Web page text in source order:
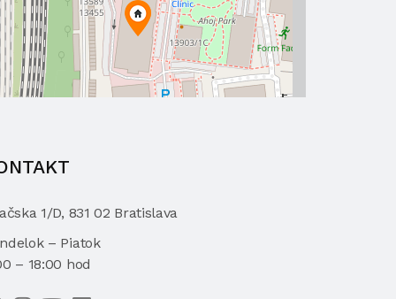
1/D, 831 02 Bratislava
– Piatok
– 18:00 hod